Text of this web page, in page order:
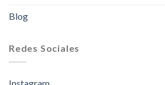
Blog
Redes Sociales